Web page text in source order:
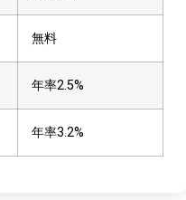
無料
年率2.5%
年率3.2%